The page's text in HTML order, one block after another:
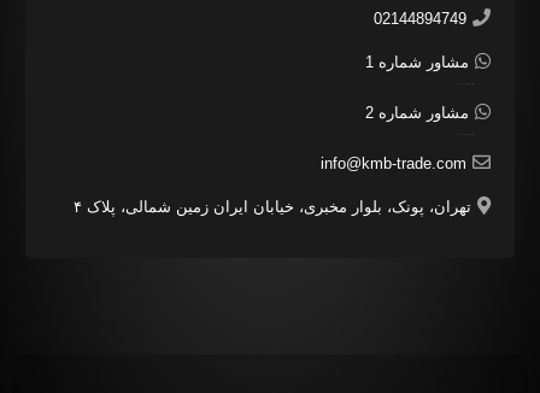
02144894749
مشاور شماره 1
مشاور شماره 2
info@kmb-trade.com
تهران، پونک، بلوار مخبری، خیابان ایران زمین شمالی، پلاک ۴